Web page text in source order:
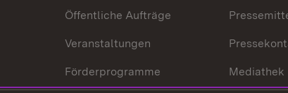
Öffentliche Aufträge
Veranstaltungen
Förderprogramme Mediathek